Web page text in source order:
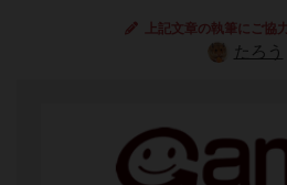
上記文章の執筆にご協
たろう